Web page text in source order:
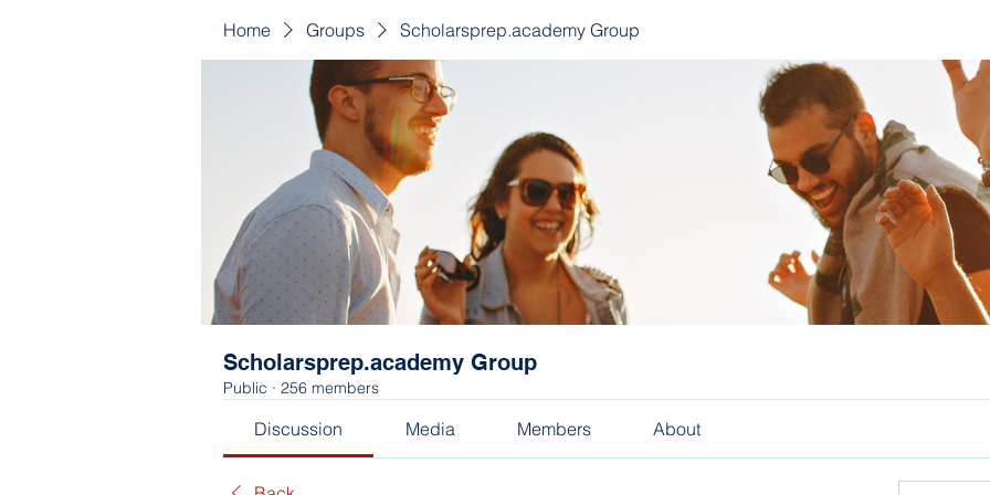
Home Groups Scholarsprep.academy Group
Scholarsprep.academy Group
Public · 256 members
Discussion Media Members About